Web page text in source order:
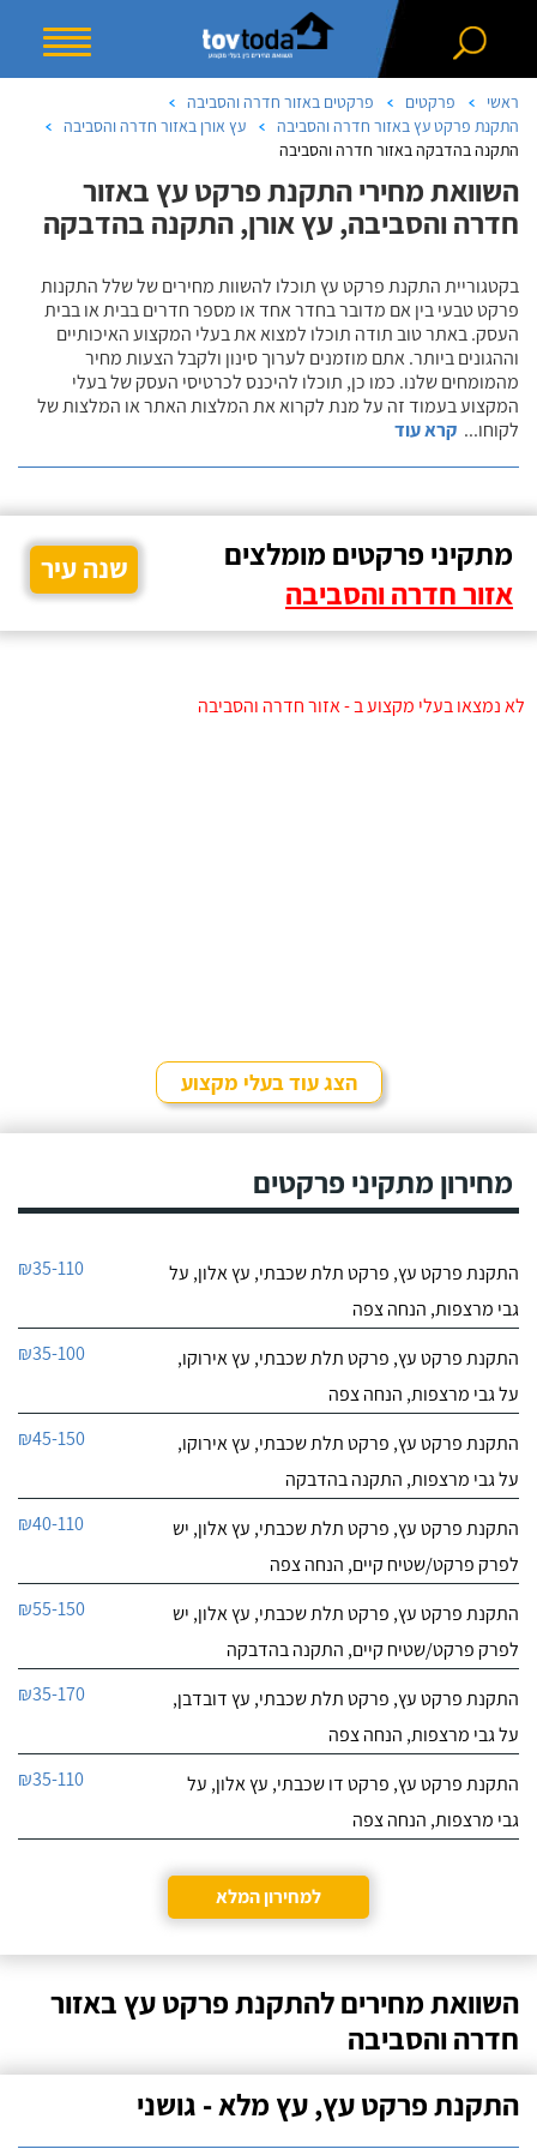
ראשי פרקטים
פרקטים באזור חדרה והסביבה
התקנת פרקט עץ באזור חדרה והסביבה
עץ אורן באזור חדרה והסביבה
התקנה בהדבקה באזור חדרה והסביבה
השוואת מחירי התקנת פרקט עץ באזור
חדרה והסביבה, עץ אורן, התקנה בהדבקה
בקטגוריית התקנת פרקט עץ תוכלו להשוות מחירים של שלל התקנות
פרקט טבעי בין אם מדובר בחדר אחד או מספר חדרים בבית או בבית
העסק. באתר טוב תודה תוכלו למצוא את בעלי המקצוע האיכותיים
וההגונים ביותר. אתם מוזמנים לערוך סינון ולקבל הצעות מחיר
מהמומחים שלנו. כמו כן, תוכלו להיכנס לכרטיסי העסק של בעלי
המקצוע בעמוד זה על מנת לקרוא את המלצות האתר או המלצות של
לקוחו... קרא עוד
מתקיני פרקטים מומלצים
אזור חדרה והסביבה
שנה עיר
לא נמצאו בעלי מקצוע ב - אזור חדרה והסביבה
הצג עוד בעלי מקצוע
מחירון מתקיני פרקטים
התקנת פרקט עץ, פרקט תלת שכבתי, עץ אלון, על
גבי מרצפות, הנחה צפה
₪35-110
התקנת פרקט עץ, פרקט תלת שכבתי, עץ אירוקו,
על גבי מרצפות, הנחה צפה
₪35-100
התקנת פרקט עץ, פרקט תלת שכבתי, עץ אירוקו,
על גבי מרצפות, התקנה בהדבקה
₪45-150
התקנת פרקט עץ, פרקט תלת שכבתי, עץ אלון, יש
לפרק פרקט/שטיח קיים, הנחה צפה
₪40-110
התקנת פרקט עץ, פרקט תלת שכבתי, עץ אלון, יש
לפרק פרקט/שטיח קיים, התקנה בהדבקה
₪55-150
התקנת פרקט עץ, פרקט תלת שכבתי, עץ דובדבן,
על גבי מרצפות, הנחה צפה
₪35-170
התקנת פרקט עץ, פרקט דו שכבתי, עץ אלון, על
גבי מרצפות, הנחה צפה
₪35-110
למחירון המלא
השוואת מחירים להתקנת פרקט עץ באזור
חדרה והסביבה
התקנת פרקט עץ, עץ מלא - גושני